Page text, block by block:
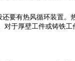
要有热风循环装置
于厚壁工件或铸铁